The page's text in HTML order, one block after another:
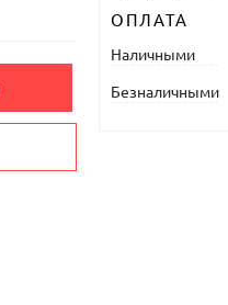
ОПЛАТА
Наличными
Безналичными